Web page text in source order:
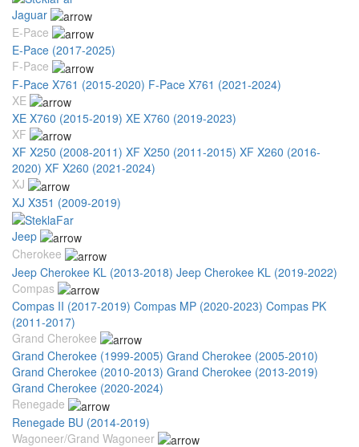
Jaguar
E-Pace
E-Pace (2017-2025)
F-Pace
F-Pace X761 (2015-2020) F-Pace X761 (2021-2024)
XE
XE X760 (2015-2019) XE X760 (2019-2023)
XF
XF X250 (2008-2011) XF X250 (2011-2015) XF X260 (2016-
2020) XF X260 (2021-2024)
XJ
XJ X351 (2009-2019)
Jeep
Cherokee
Jeep Cherokee KL (2013-2018) Jeep Cherokee KL (2019-2022)
Compas
Compas II (2017-2019) Compas MP (2020-2023) Compas PK
(2011-2017)
Grand Cherokee
Grand Cherokee (1999-2005) Grand Cherokee (2005-2010)
Grand Cherokee (2010-2013) Grand Cherokee (2013-2019)
Grand Cherokee (2020-2024)
Renegade
Renegade BU (2014-2019)
Wagoneer/Grand Wagoneer